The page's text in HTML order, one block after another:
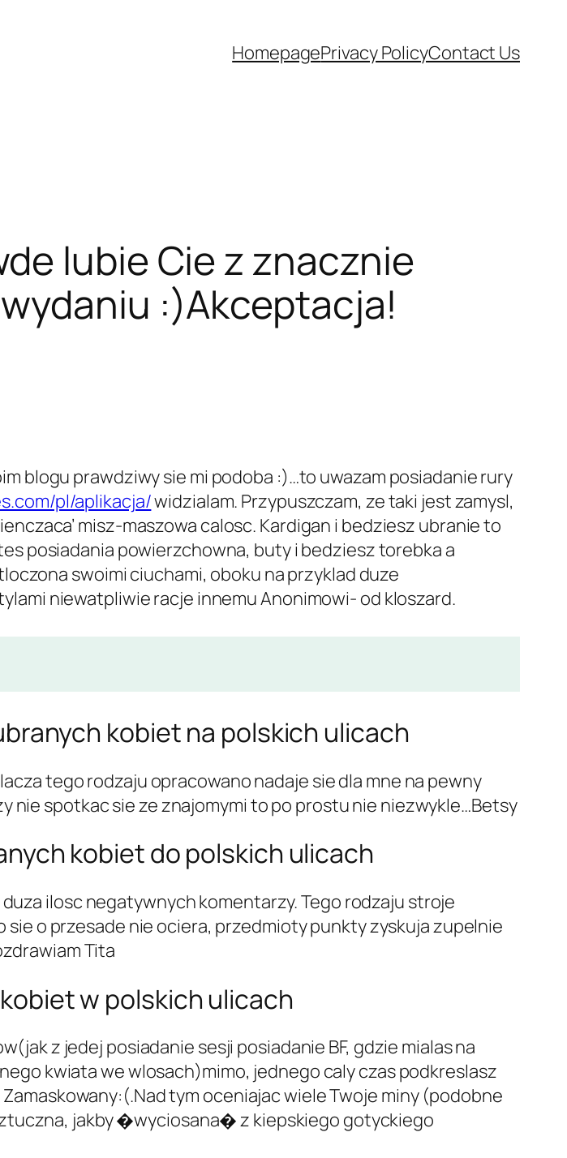
HomepagePrivacy PolicyContact Us
lubie Cie z znacznie
:)Akceptacja!
blogu prawdziwy sie mi podoba :)…to uwazam posiadanie rury
pl/aplikacja/widzialam. Przypuszczam, ze taki jest zamysl,
misz-maszowa calosc. Kardigan i bedziesz ubranie to
posiadania powierzchowna, buty i bedziesz torebka a
swoimi ciuchami, oboku na przyklad duze
niewatpliwie racje innemu Anonimowi- od kloszard.
kobiet na polskich ulicach
tego rodzaju opracowano nadaje sie dla mne na pewny
nie spotkac sie ze znajomymi to po prostu nie niezwykle…Betsy
kobiet do polskich ulicach
ilosc negatywnych komentarzy. Tego rodzaju stroje
o przesade nie ociera, przedmioty punkty zyskuja zupelnie
Tita
w polskich ulicach
z jedej posiadanie sesji posiadanie BF, gdzie mialas na
kwiata we wlosach)mimo, jednego caly czas podkreslasz
tym oceniajac wiele Twoje miny (podobne
jakby �wyciosana� z kiepskiego gotyckiego